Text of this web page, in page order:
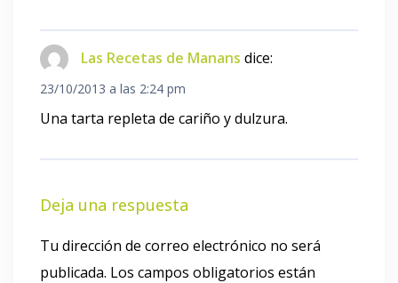
Las Recetas de Manans dice:
23/10/2013 a las 2:24 pm
Una tarta repleta de cariño y dulzura.
Deja una respuesta
Tu dirección de correo electrónico no será
publicada. Los campos obligatorios están